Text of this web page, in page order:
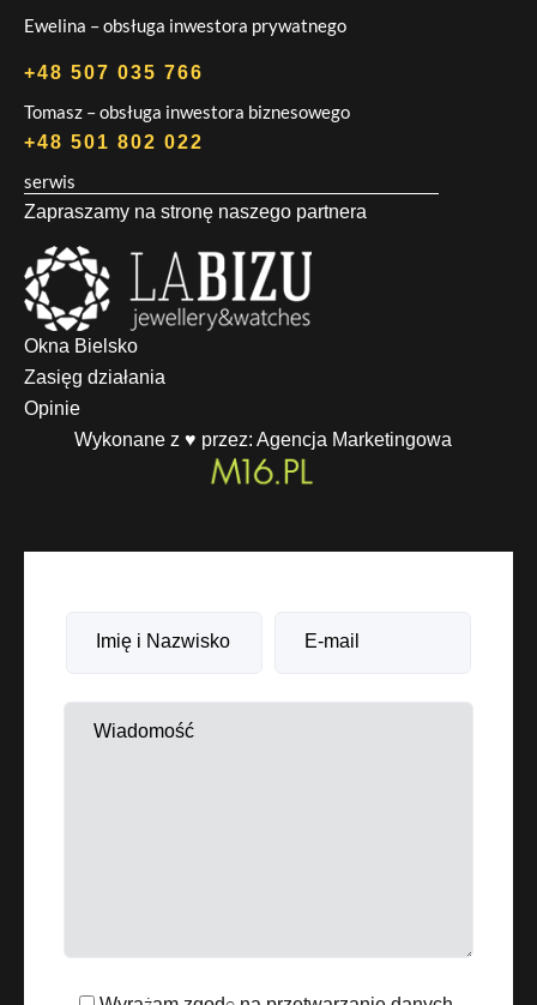
Ewelina – obsługa inwestora prywatnego
+48 507 035 766
Tomasz – obsługa inwestora biznesowego
+48 501 802 022
serwis
Zapraszamy na stronę naszego partnera
Okna Bielsko
Zasięg działania
Opinie
Wykonane z ♥ przez: Agencja Marketingowa